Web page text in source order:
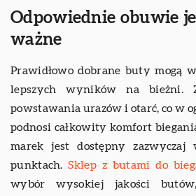
Odpowiednie obuwie
ważne
Prawidłowo dobrane buty mogą
lepszych wyników na bieżni.
powstawania urazów i otarć, co w
podnosi całkowity komfort
marek jest dostępny zazwyczaj
punktach.Sklep z butami do
wybór wysokiej jakości